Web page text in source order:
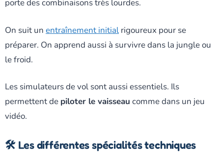
porte des combinaisons très lourdes.
On suit un entraînement initial rigoureux pour se
préparer. On apprend aussi à survivre dans la jungle ou
le froid.
Les simulateurs de vol sont aussi essentiels. Ils
permettent de piloter le vaisseau comme dans un jeu
vidéo.
🛠️ Les différentes spécialités techniques